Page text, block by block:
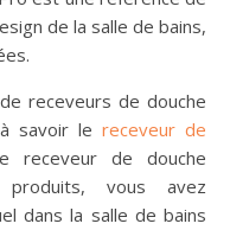
de la salle de bains,
receveurs de douche
savoir le receveur de
receveur de douche
produits, vous avez
dans la salle de bains